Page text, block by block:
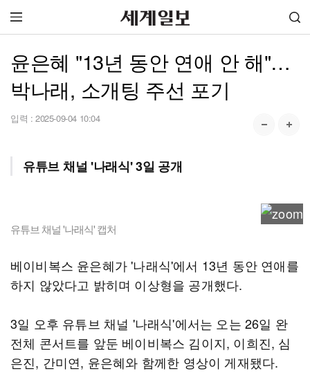
윤은혜 "13년 동안 연애 안 해"…
박나래, 소개팅 주선 포기
입력 : 2025-09-04 10:04
유튜브 채널 '나래식' 3일 공개
유튜브 채널 '나래식' 캡처
베이비복스 윤은혜가 '나래식'에서 13년 동안 연애를
하지 않았다고 밝히며 이상형을 공개했다.
3일 오후 유튜브 채널 '나래식'에서는 오는 26일 완
전체 콘서트를 앞둔 베이비복스 김이지, 이희진, 심
은진, 간미연, 윤은혜와 함께한 영상이 게재됐다.